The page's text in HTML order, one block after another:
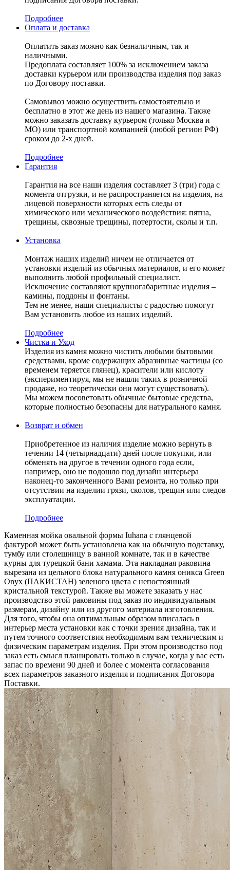
Подробнее
Оплата и доставка
Оплатить заказ можно как безналичным, так и
наличными.
Предоплата составляет 100% за исключением заказа
доставки курьером или производства изделия под заказ
по Договору поставки.
Самовывоз можно осуществить самостоятельно и
бесплатно в этот же день из нашего магазина. Также
можно заказать доставку курьером (только Москва и
МО) или транспортной компанией (любой регион РФ)
сроком до 2-х дней.
Подробнее
Гарантия
Гарантия на все наши изделия составляет 3 (три) года с
момента отгрузки, и не распространяется на изделия, на
лицевой поверхности которых есть следы от
химического или механического воздействия: пятна,
трещины, сквозные трещины, потертости, сколы и т.п.
Установка
Монтаж наших изделий ничем не отличается от
установки изделий из обычных материалов, и его может
выполнить любой профильный специалист.
Исключение составляют крупногабаритные изделия –
камины, поддоны и фонтаны.
Тем не менее, наши специалисты с радостью помогут
Вам установить любое из наших изделий.
Подробнее
Чистка и Уход
Изделия из камня можно чистить любыми бытовыми
средствами, кроме содержащих абразивные частицы (со
временем теряется глянец), красители или кислоту
(экспериментируя, мы не нашли таких в розничной
продаже, но теоретически они могут существовать).
Мы можем посоветовать обычные бытовые средства,
которые полностью безопасны для натурального камня.
Возврат и обмен
Приобретенное из наличия изделие можно вернуть в
течении 14 (четырнадцати) дней после покупки, или
обменять на другое в течении одного года если,
например, оно не подошло под дизайн интерьера
наконец-то законченного Вами ремонта, но только при
отсутствии на изделии грязи, сколов, трещин или следов
эксплуатации.
Подробнее
Каменная мойка овальной формы Iuhana с глянцевой
фактурой может быть установлена как на обычную подставку,
тумбу или столешницу в ванной комнате, так и в качестве
курны для турецкой бани хамама. Эта накладная раковина
вырезана из цельного блока натурального камня оникса Green
Onyx (ПАКИСТАН) зеленого цвета c непостоянный
кристальной текстурой. Также вы можете заказать у нас
производство этой раковины под заказ по индивидуальным
размерам, дизайну или из другого материала изготовления.
Для того, чтобы она оптимальным образом вписалась в
интерьер места установки как с точки зрения дизайна, так и
путем точного соответствия необходимым вам техническим и
физическим параметрам изделия. При этом производство под
заказ есть смысл планировать только в случае, когда у вас есть
запас по времени 90 дней и более с момента согласования
всех параметров заказного изделия и подписания Договора
Поставки.